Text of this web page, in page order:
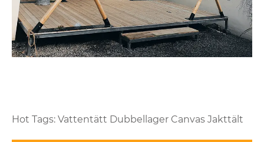
Hot Tags: Vattentätt Dubbellager Canvas Jakttält